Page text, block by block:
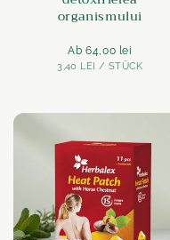
organismului
Normaler
Preis
Ab 64,00 lei
STÜCK
3,40 LEI / PE
STÜCK